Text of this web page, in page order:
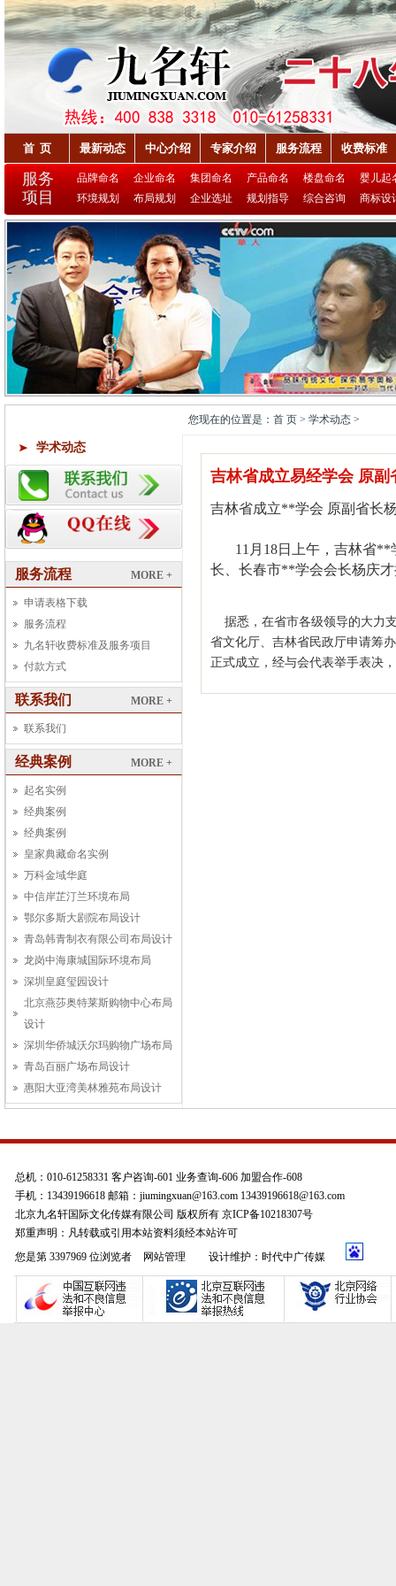
首 页 最新动态 中心介绍 专家介绍 服务流程 收费标准
服务
项目
品牌命名 企业命名 集团命名 产品命名 楼盘命名
婴儿起
环境规划
布局规划 企业选址 规划指导 综合咨询 商标设
您现在的位置是：首 页 > 学术动态 >
学术动态
MORE +
服务流程
申请表格下载
服务流程
九名轩收费标准及服务项目
付款方式
MORE +
联系我们
联系我们
MORE +
经典案例
起名实例
经典案例
经典案例
皇家典藏命名实例
万科金域华庭
中信岸芷汀兰环境布局
鄂尔多斯大剧院布局设计
青岛韩青制衣有限公司布局设计
龙岗中海康城国际环境布局
深圳皇庭玺园设计
北京燕莎奥特莱斯购物中心布局
设计
深圳华侨城沃尔玛购物广场布局
青岛百丽广场布局设计
惠阳大亚湾美林雅苑布局设计
吉林省成立易经学会 原副
吉林省成立**学会 原副省长
11 月 18日
上午，吉林省
长、长春市**学会会长杨庆
据悉，在省市各级领导的大力
省文化厅、吉林省民政厅申请筹
正式成立，经与会代表举手表决
总机：010-61258331 客户咨询-601 业务查询-606 加盟合作-608
手机：13439196618 邮箱：jiumingxuan@163.com 13439196618@163.com
北京九名轩国际文化传媒有限公司 版权所有 京ICP备10218307号
郑重声明：凡转载或引用本站资料须经本站许可
您是第 3397969 位浏览者
网站管理 设计维护：时代中广传媒